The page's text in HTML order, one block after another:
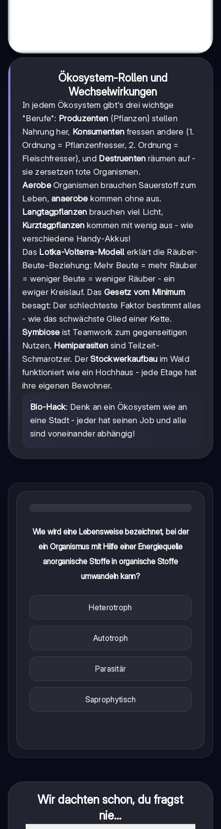
Ökosystem-Rollen und
Wechselwirkungen
In jedem Ökosystem gibt's drei wichtige
"Berufe": Produzenten (Pflanzen) stellen
Nahrung her, Konsumenten fressen andere (1.
Ordnung = Pflanzenfresser, 2. Ordnung =
Fleischfresser), und Destruenten räumen auf -
sie zersetzen tote Organismen.
AerobeOrganismen brauchen Sauerstoff zum
Leben,anaerobe kommen ohne aus.
Langtagpflanzen brauchen viel Licht,
Kurztagpflanzen kommen mit wenig aus - wie
verschiedene Handy-Akkus!
Das Lotka-Volterra-Modell erklärt die Räuber-
Beute-Beziehung: Mehr Beute = mehr Räuber
= weniger Beute = weniger Räuber - ein
ewiger Kreislauf. Das Gesetz vom Minimum
besagt: Der schlechteste Faktor bestimmt alles
- wie das schwächste Glied einer Kette.
Symbiose ist Teamwork zum gegenseitigen
Nutzen, Hemiparasiten sind Teilzeit-
Schmarotzer. DerStockwerkaufbau im Wald
funktioniert wie ein Hochhaus - jede Etage hat
ihre eigenen Bewohner.
Bio-Hack: Denk an ein Ökosystem wie an
eine Stadt - jeder hat seinen Job und alle
sind voneinander abhängig!
Wie wird eine Lebensweise bezeichnet, bei der
ein Organismus mit Hilfe einer Energiequelle
anorganische Stoffe in organische Stoffe
umwandeln kann?
Heterotroph
Autotroph
Parasitär
Saprophytisch
Wir dachten schon, du fragst
nie...